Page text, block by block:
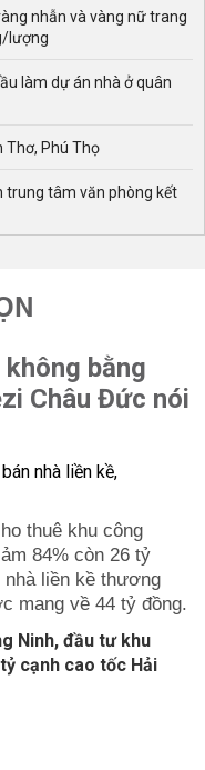
nhẫn và vàng nữ trang
lượng
làm dự án nhà ở quân
Thơ, Phú Thọ
trung tâm văn phòng kết
bằng
Châu Đức nói
thuê khu công
84% còn 26 tỷ
nhà liền kề thương
mang về 44 tỷ đồng.
Ninh, đầu tư khu
cạnh cao tốc Hải